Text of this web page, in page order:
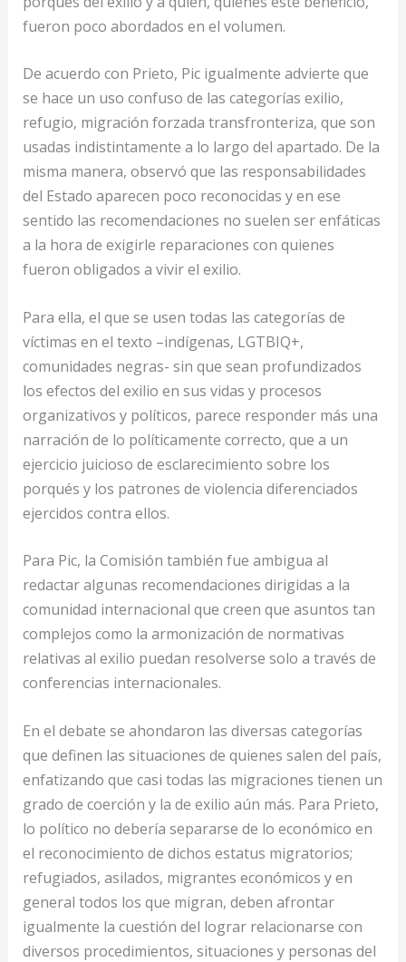
fueron poco abordados en el volumen.
De acuerdo con Prieto, Pic igualmente advierte que
se hace un uso confuso de las categorías exilio,
refugio, migración forzada transfronteriza, que son
usadas indistintamente a lo largo del apartado. De la
misma manera, observó que las responsabilidades
del Estado aparecen poco reconocidas y en ese
sentido las recomendaciones no suelen ser enfáticas
a la hora de exigirle reparaciones con quienes
fueron obligados a vivir el exilio.
Para ella, el que se usen todas las categorías de
víctimas en el texto –indígenas, LGTBIQ+,
comunidades negras- sin que sean profundizados
los efectos del exilio en sus vidas y procesos
organizativos y políticos, parece responder más una
narración de lo políticamente correcto, que a un
ejercicio juicioso de esclarecimiento sobre los
porqués y los patrones de violencia diferenciados
ejercidos contra ellos.
Para Pic, la Comisión también fue ambigua al
redactar algunas recomendaciones dirigidas a la
comunidad internacional que creen que asuntos tan
complejos como la armonización de normativas
relativas al exilio puedan resolverse solo a través de
conferencias internacionales.
En el debate se ahondaron las diversas categorías
que definen las situaciones de quienes salen del país,
enfatizando que casi todas las migraciones tienen un
grado de coerción y la de exilio aún más. Para Prieto,
lo político no debería separarse de lo económico en
el reconocimiento de dichos estatus migratorios;
refugiados, asilados, migrantes económicos y en
general todos los que migran, deben afrontar
igualmente la cuestión del lograr relacionarse con
diversos procedimientos, situaciones y personas del